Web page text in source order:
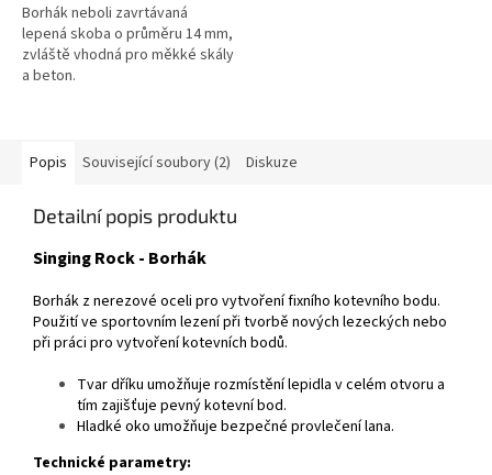
Borhák neboli zavrtávaná
lepená skoba o průměru 14 mm,
zvláště vhodná pro měkké skály
a beton.
Popis Související soubory (2) Diskuze
Detailní popis produktu
Singing Rock - Borhák
Borhák z nerezové oceli pro vytvoření fixního kotevního bodu.
Použití ve sportovním lezení při tvorbě nových lezeckých nebo
při práci pro vytvoření kotevních bodů.
Tvar dříku umožňuje rozmístění lepidla v celém otvoru a
tím zajišťuje pevný kotevní bod.
Hladké oko umožňuje bezpečné provlečení lana.
Technické parametry: